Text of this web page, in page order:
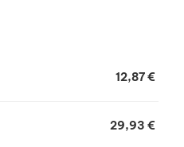
et protèger contre
12,87 €
29,93 €